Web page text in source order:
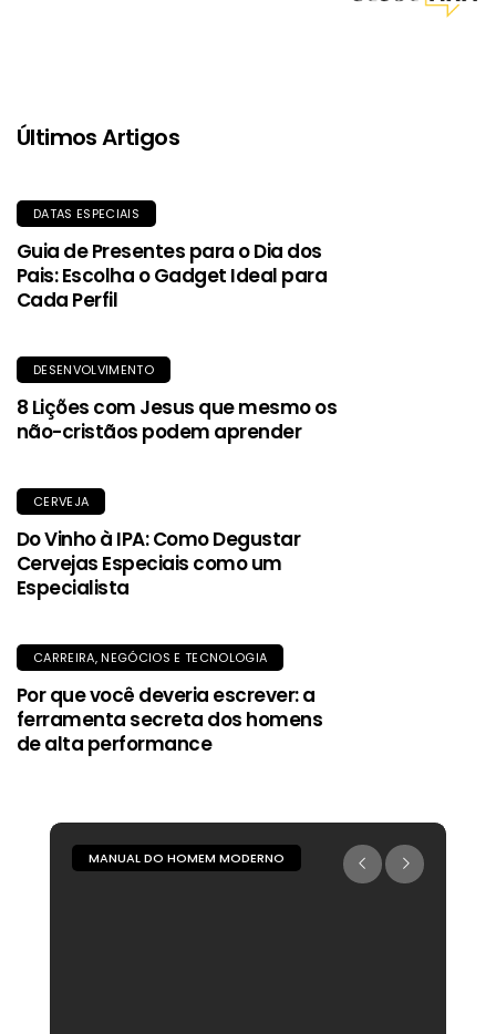
no próprio bolso. Uma peça essencial para se manter seco
Últimos Artigos
DATAS ESPECIAIS
Guia de Presentes para o Dia dos
Pais: Escolha o Gadget Ideal para
Cada Perfil
DESENVOLVIMENTO
8 Lições com Jesus que mesmo os
não-cristãos podem aprender
CERVEJA
Do Vinho à IPA: Como Degustar
Cervejas Especiais como um
Especialista
CARREIRA, NEGÓCIOS E TECNOLOGIA
Por que você deveria escrever: a
ferramenta secreta dos homens
de alta performance
MANUAL DO HOMEM MODERNO